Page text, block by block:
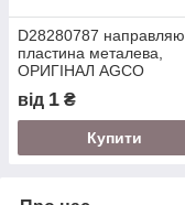
D28280787
пластина металева,
ОРИГІНАЛ AGCO
від 1 ₴
Купити